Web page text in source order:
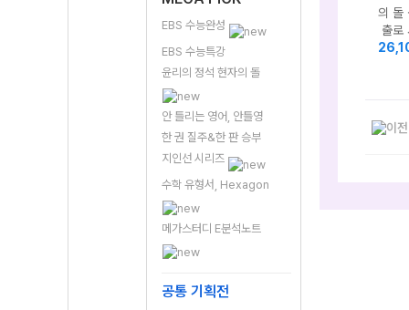
EBS 수능완성
EBS 수능특강
윤리의 정석 현자의 돌
안 틀리는 영어, 안틀영
한 권 질주&한 판 승부
지인선 시리즈
수학 유형서, Hexagon
메가스터디 E분석노트
공통 기획전
의 돌
출로